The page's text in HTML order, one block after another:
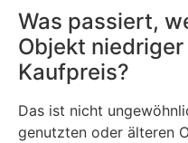
Was passiert,
Objekt
Kaufpreis?
Das ist nicht
genutzten oder älteren